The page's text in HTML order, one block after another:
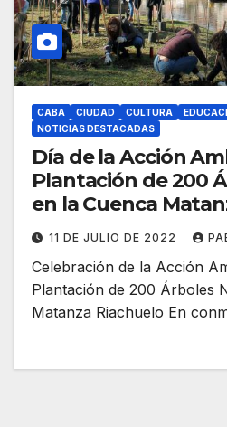
CABA CIUDAD CULTURA
NOTICIAS DESTACADAS
Día de la Acción
Plantación de 200
en la Cuenca
11 DE JULIO DE 2022
Celebración de la Acción
Plantación de 200 Árboles
Matanza Riachuelo En